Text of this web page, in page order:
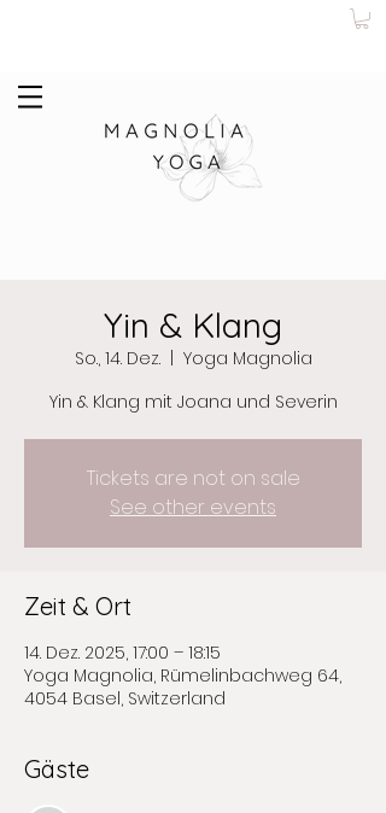
Yin & Klang
So., 14. Dez.
  |
Yoga Magnolia
Yin & Klang mit Joana und Severin
Tickets are not on sale
See other events
Zeit & Ort
14. Dez. 2025, 17:00 – 18:15
Yoga Magnolia, Rümelinbachweg 64,
4054 Basel, Switzerland
Gäste